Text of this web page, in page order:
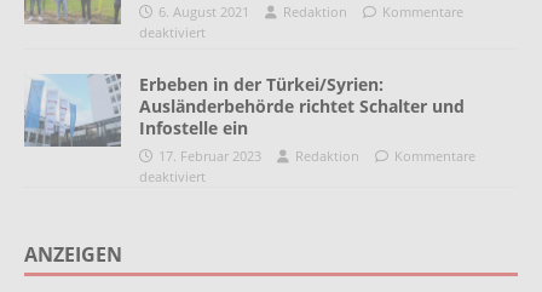
6. August 2021 Redaktion
Kommentare
deaktiviert
Erbeben in der Türkei/Syrien:
Ausländerbehörde richtet Schalter und
Infostelle ein
17. Februar 2023 Redaktion
Kommentare
deaktiviert
ANZEIGEN